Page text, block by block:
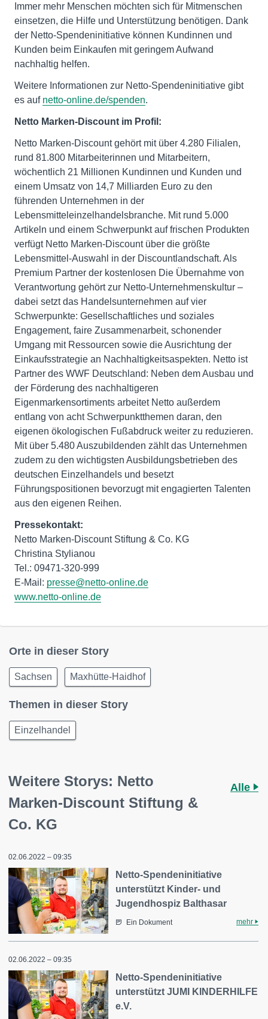
Immer mehr Menschen möchten sich für Mitmenschen
einsetzen, die Hilfe und Unterstützung benötigen. Dank
der Netto-Spendeninitiative können Kundinnen und
Kunden beim Einkaufen mit geringem Aufwand
nachhaltig helfen.
Weitere Informationen zur Netto-Spendeninitiative gibt
es auf netto-online.de/spenden.
Netto Marken-Discount im Profil:
Netto Marken-Discount gehört mit über 4.280 Filialen,
rund 81.800 Mitarbeiterinnen und Mitarbeitern,
wöchentlich 21 Millionen Kundinnen und Kunden und
einem Umsatz von 14,7 Milliarden Euro zu den
führenden Unternehmen in der
Lebensmitteleinzelhandelsbranche. Mit rund 5.000
Artikeln und einem Schwerpunkt auf frischen Produkten
verfügt Netto Marken-Discount über die größte
Lebensmittel-Auswahl in der Discountlandschaft. Als
Premium Partner der kostenlosen Die Übernahme von
Verantwortung gehört zur Netto-Unternehmenskultur –
dabei setzt das Handelsunternehmen auf vier
Schwerpunkte: Gesellschaftliches und soziales
Engagement, faire Zusammenarbeit, schonender
Umgang mit Ressourcen sowie die Ausrichtung der
Einkaufsstrategie an Nachhaltigkeitsaspekten. Netto ist
Partner des WWF Deutschland: Neben dem Ausbau und
der Förderung des nachhaltigeren
Eigenmarkensortiments arbeitet Netto außerdem
entlang von acht Schwerpunktthemen daran, den
eigenen ökologischen Fußabdruck weiter zu reduzieren.
Mit über 5.480 Auszubildenden zählt das Unternehmen
zudem zu den wichtigsten Ausbildungsbetrieben des
deutschen Einzelhandels und besetzt
Führungspositionen bevorzugt mit engagierten Talenten
aus den eigenen Reihen.
Pressekontakt:
Netto Marken-Discount Stiftung & Co. KG
Christina Stylianou
Tel.: 09471-320-999
E-Mail: presse@netto-online.de
www.netto-online.de
Orte in dieser Story
Sachsen Maxhütte-Haidhof
Themen in dieser Story
Einzelhandel
Weitere Storys: Netto
Marken-Discount Stiftung &
Co. KG
Alle
02.06.2022 – 09:35
Netto-Spendeninitiative
unterstützt Kinder- und
Jugendhospiz Balthasar
Ein Dokument mehr
02.06.2022 – 09:35
Netto-Spendeninitiative
unterstützt JUMI KINDERHILFE
e.V.